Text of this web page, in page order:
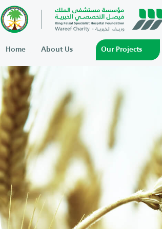
Home About Us Our Projects